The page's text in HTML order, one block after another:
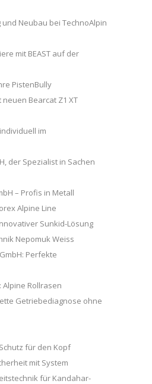
und Neubau bei TechnoAlpin
mit BEAST auf der
PistenBully
Bearcat Z1 XT
im
der Spezialist in Sachen
– Profis in Metall
Alpine Line
Sunkid-Lösung
Nepomuk Weiss
Perfekte
Alpine Rollrasen
Getriebediagnose ohne
für den Kopf
mit System
für Kandahar-